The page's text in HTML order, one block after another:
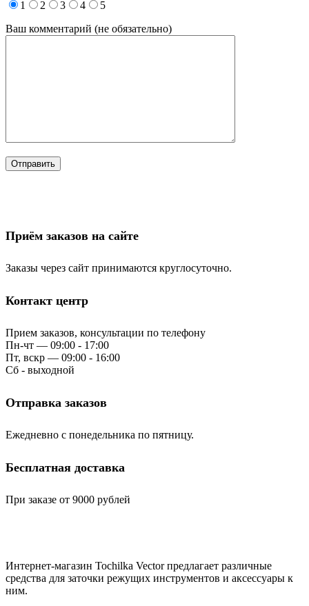
1 2 3 4
5
Ваш комментарий (не обязательно)
Приём заказов на сайте
Заказы через сайт принимаются круглосуточно.
Контакт центр
Прием заказов, консультации по телефону
Пн-чт — 09:00 - 17:00
Пт, вскр — 09:00 - 16:00
Сб - выходной
Отправка заказов
Ежедневно с понедельника по пятницу.
Бесплатная доставка
При заказе от 9000 рублей
Интернет-магазин Tochilka Vector предлагает различные
средства для заточки режущих инструментов и аксессуары к
ним.